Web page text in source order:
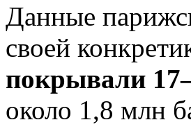
Данные
своей
покрывали
около 1,8 млн